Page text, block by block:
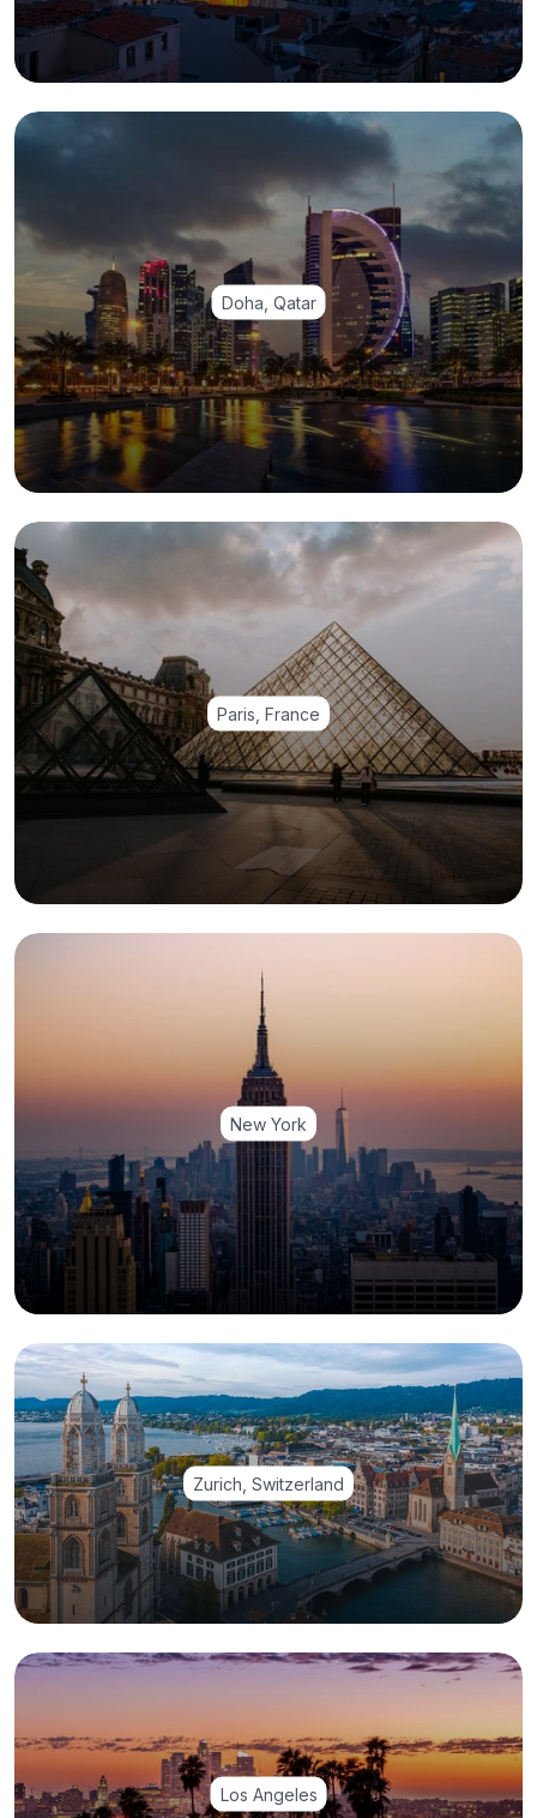
Doha, Qatar
Paris, France
New York
Zurich, Switzerland
Los Angeles